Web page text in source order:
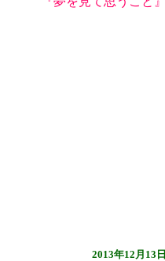
2013年12月13日